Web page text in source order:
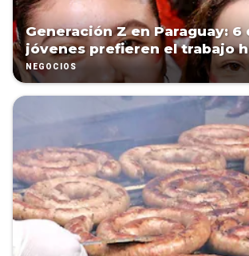
Generación Z en Paraguay: 6
jóvenes prefieren el trabajo
NEGOCIOS